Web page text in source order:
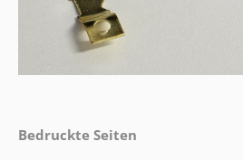
Bedruckte Seiten